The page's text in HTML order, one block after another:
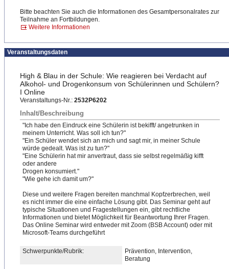
Bitte beachten Sie auch die Informationen des Gesamtpersonalrates zur
Teilnahme an Fortbildungen.
Weitere Informationen
Veranstaltungsdaten
High & Blau in der Schule: Wie reagieren bei Verdacht auf
Alkohol- und Drogenkonsum von Schülerinnen und Schülern?
I Online
Veranstaltungs-Nr.: 2532P6202
Inhalt/Beschreibung
"Ich habe den Eindruck eine Schülerin ist bekifft/ angetrunken in
meinem Unterricht. Was soll ich tun?"
"Ein Schüler wendet sich an mich und sagt mir, in meiner Schule
würde gedealt. Was ist zu tun?"
"Eine Schülerin hat mir anvertraut, dass sie selbst regelmäßig kifft
oder andere
Drogen konsumiert."
"Wie gehe ich damit um?"
Diese und weitere Fragen bereiten manchmal Kopfzerbrechen, weil
es nicht immer die eine einfache Lösung gibt. Das Seminar geht auf
typische Situationen und Fragestellungen ein, gibt rechtliche
Informationen und bietet Möglichkeit für Beantwortung Ihrer Fragen.
Das Online Seminar wird entweder mit Zoom (BSB Account) oder mit
Microsoft-Teams durchgeführt
Schwerpunkte/Rubrik:
Prävention, Intervention,
Beratung